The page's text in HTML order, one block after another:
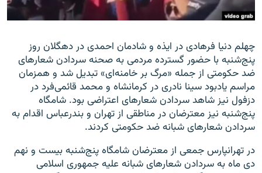
زبان‌های دیگر
چهلم دنیا فرهادی در ایذه و شادمان احمدی در دهگلان روز
پنج‌شنبه با حضور گسترده مردمی به صحنه سردادن شعارهای
ضد حکومتی از جمله «مرگ بر خامنه‌ای» تبدیل شد و همزمان
مراسم یادبود سینا نادری در کرمانشاه و محمد قائمی‌فرد در
دزفول نیز شاهد سردادن شعارهای اعتراضی بود. شامگاه
پنج‌شنبه نیز معترضان در مناطقی از تهران و بندرعباس اقدام به
سردادن شعارهای شبانه ضد حکومتی کردند.
در تهرانپارس جمعی از معترضان شامگاه پنج‌شنبه بیست و نهم
دی ماه به سردادن شعارهای شبانه علیه جمهوری اسلامی